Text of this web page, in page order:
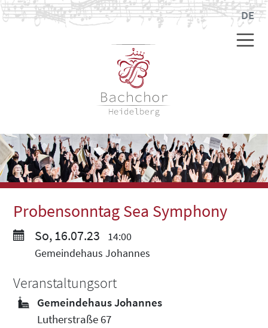
DE
Probensonntag Sea Symphony
So, 16.07.23
14:00
Gemeindehaus Johannes
Veranstaltungsort
Gemeindehaus Johannes
Lutherstraße 67